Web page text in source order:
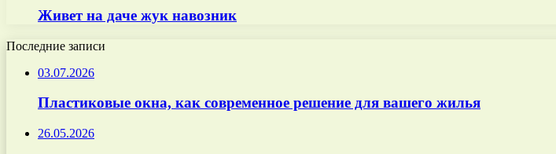
Живет на даче жук навозник
Последние записи
03.07.2026
Пластиковые окна, как современное решение для вашего жилья
26.05.2026